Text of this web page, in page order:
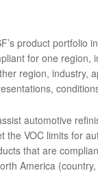
en el taller.
de Proceso
la rentabilidad de los
la
product portfolio
for one region,
region, industry,
automotive
the VOC limits for
that are
America